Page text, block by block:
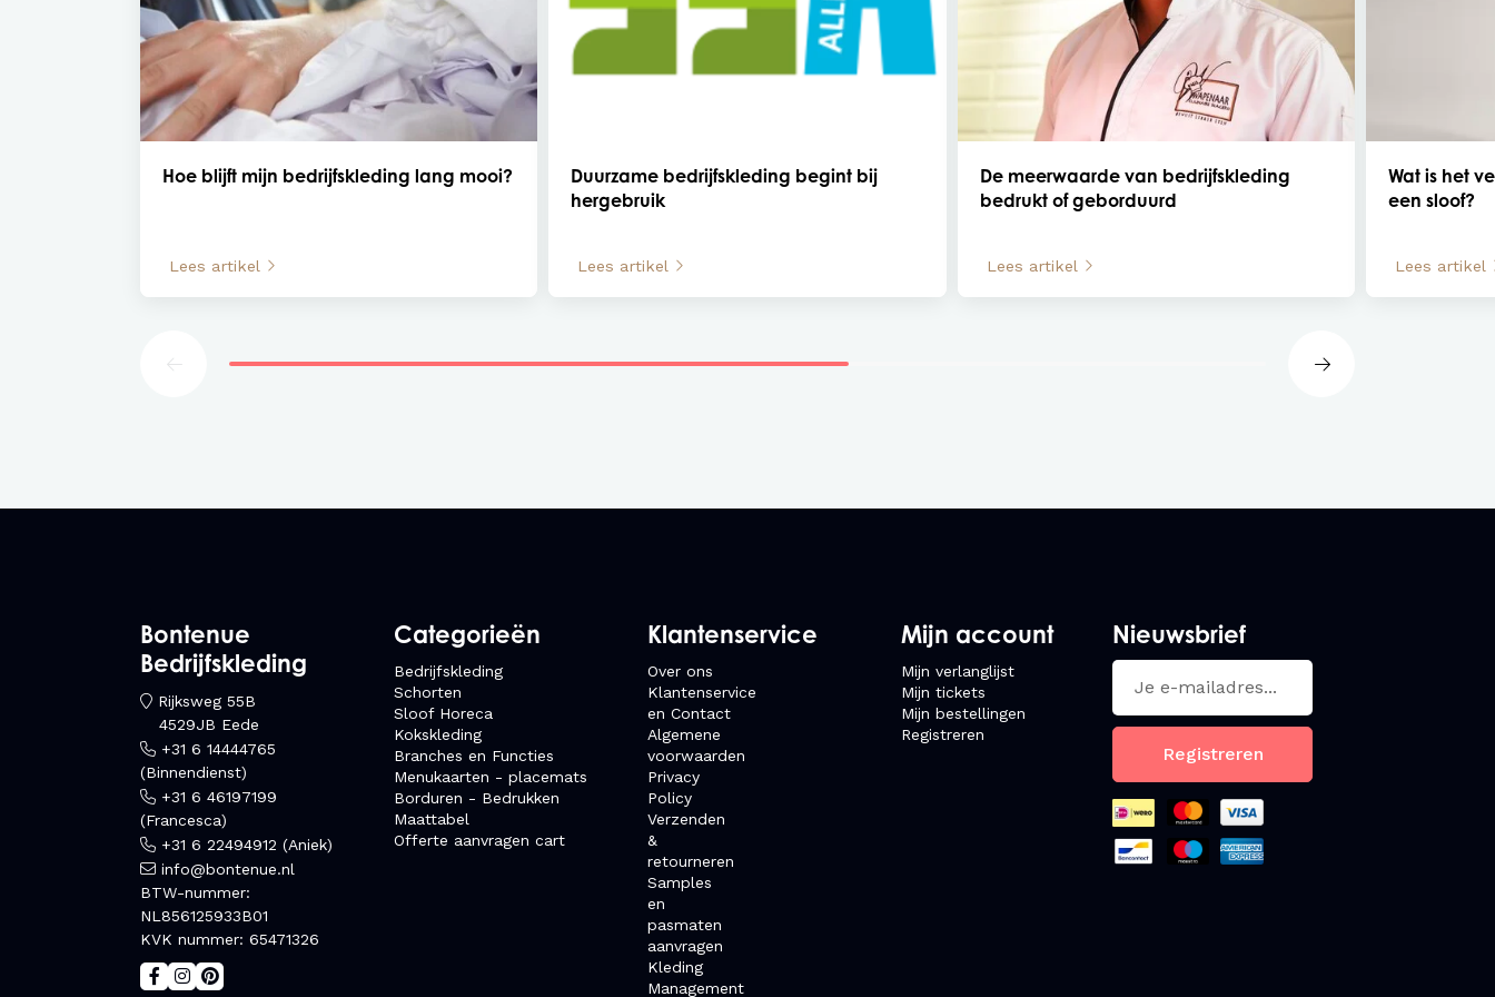
Hoe blijft mijn bedrijfskleding lang mooi?
Lees artikel
Duurzame bedrijfskleding begint bij
hergebruik
Lees artikel
De meerwaarde van bedrijfskleding
bedrukt of geborduurd
Lees artikel
Wat is het
een sloof?
Lees artikel
Bontenue
Bedrijfskleding
Rijksweg 55B
4529JB Eede
+31 6 14444765
(Binnendienst)
+31 6 46197199
(Francesca)
+31 6 22494912 (Aniek)
info@bontenue.nl
BTW-nummer:
NL856125933B01
KVK nummer: 65471326
Categorieën
Bedrijfskleding
Schorten
Sloof Horeca
Kokskleding
Branches en Functies
Menukaarten - placemats
Borduren - Bedrukken
Maattabel
Offerte aanvragen cart
Klantenservice
Over ons
Klantenservice
en Contact
Algemene
voorwaarden
Privacy
Policy
Verzenden
&
retourneren
Samples
en
pasmaten
aanvragen
Kleding
Management
Mijn account
Mijn verlanglijst
Mijn tickets
Mijn bestellingen
Registreren
Nieuwsbrief
Registreren